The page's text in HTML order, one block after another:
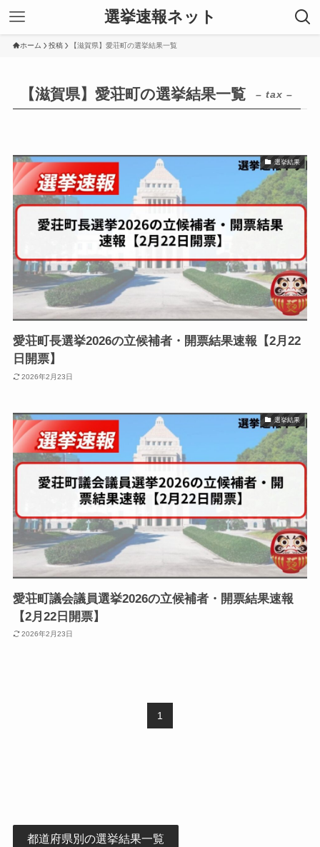
選挙速報ネット
ホーム 投稿 【滋賀県】愛荘町の選挙結果一覧
【滋賀県】愛荘町の選挙結果一覧 – tax –
選挙結果
愛荘町長選挙2026の立候補者・開票結果速報【2月22
日開票】
2026年2月23日
選挙結果
愛荘町議会議員選挙2026の立候補者・開票結果速報
【2月22日開票】
2026年2月23日
1
都道府県別の選挙結果一覧